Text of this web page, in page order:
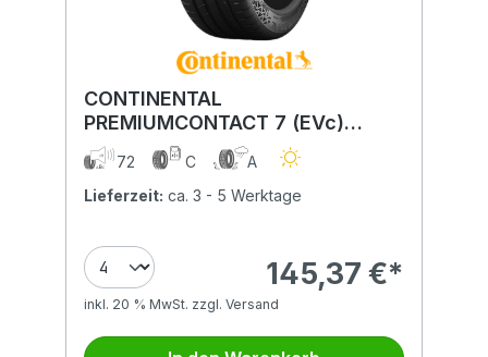
CONTINENTAL
PREMIUMCONTACT 7 (EVc)
205/60R16 96V (EVc) XL BSW
72 C
A
Lieferzeit: ca. 3 - 5 Werktage
145,37 €*
inkl. 20 % MwSt. zzgl. Versand